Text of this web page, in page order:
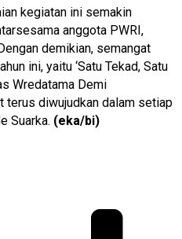
kegiatan ini semakin
anggota PWRI,
demikian, semangat
ini, yaitu ‘Satu Tekad, Satu
Wredatama Demi
terus diwujudkan dalam setiap
Suarka. (eka/bi)